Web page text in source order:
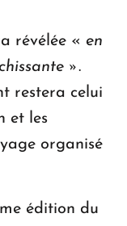
révélée « en
».
restera celui
et les
organisé
édition du